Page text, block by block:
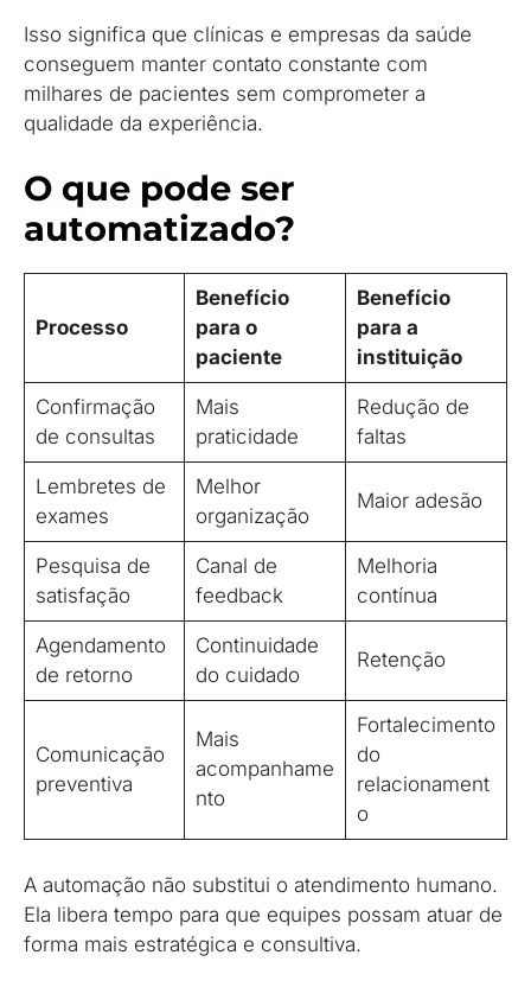
Isso significa que clínicas e empresas da saúde
conseguem manter contato constante com
milhares de pacientes sem comprometer a
qualidade da experiência.
O que pode ser
automatizado?
Processo
Benefício
para o
paciente
Benefício
para a
instituição
Confirmação
de consultas
Mais
praticidade
Redução de
faltas
Lembretes de
exames
Melhor
organização
Maior adesão
Pesquisa de
satisfação
Canal de
feedback
Melhoria
contínua
Agendamento
de retorno
Continuidade
do cuidado
Retenção
Comunicação
preventiva
Mais
acompanhame
nto
Fortalecimento
do
relacionament
o
A automação não substitui o atendimento humano.
Ela libera tempo para que equipes possam atuar de
forma mais estratégica e consultiva.